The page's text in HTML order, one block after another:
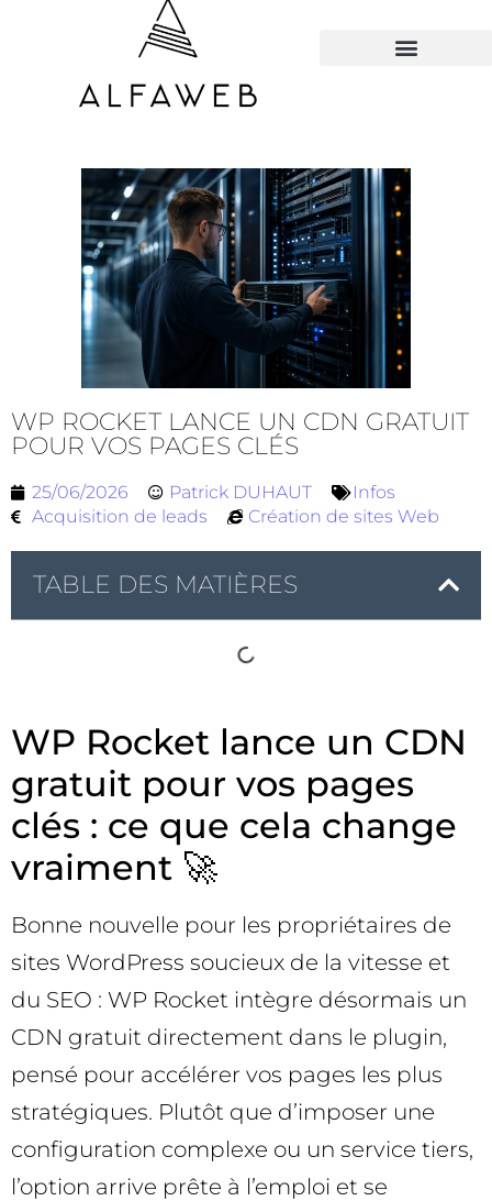
WP ROCKET LANCE UN CDN GRATUIT
POUR VOS PAGES CLÉS
25/06/2026 Patrick DUHAUT
Infos
Acquisition de leads
Création de sites Web
TABLE DES MATIÈRES
WP Rocket lance un CDN
gratuit pour vos pages
clés : ce que cela change
vraiment 🚀
Bonne nouvelle pour les propriétaires de
sites WordPress soucieux de la vitesse et
du SEO : WP Rocket intègre désormais un
CDN gratuit directement dans le plugin,
pensé pour accélérer vos pages les plus
stratégiques. Plutôt que d’imposer une
configuration complexe ou un service tiers,
l’option arrive prête à l’emploi et se